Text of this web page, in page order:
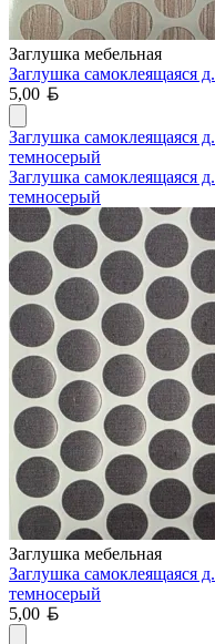
Заглушка мебельная
Заглушка самоклеящаяся
5,00
Заглушка самоклеящаяся
темносерый
Заглушка самоклеящаяся
темносерый
Заглушка мебельная
Заглушка самоклеящаяся
темносерый
5,00